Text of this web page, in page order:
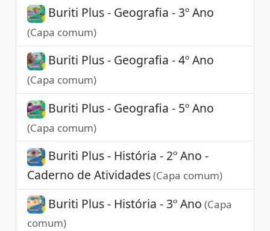
Buriti Plus - Geografia - 3º Ano
(Capa comum)
Buriti Plus - Geografia - 4º Ano
(Capa comum)
Buriti Plus - Geografia - 5º Ano
(Capa comum)
Buriti Plus - História - 2º Ano -
Caderno de Atividades(Capa comum)
Buriti Plus - História - 3º Ano (Capa
comum)